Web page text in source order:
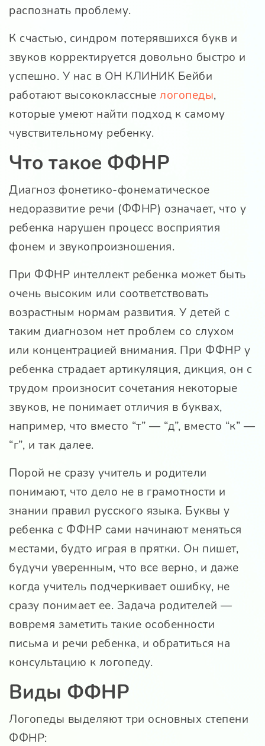
распознать проблему.
К счастью, синдром потерявшихся букв и
звуков корректируется довольно быстро и
успешно. У нас в ОН КЛИНИК Бейби
работают высококлассные логопеды,
которые умеют найти подход к самому
чувствительному ребенку.
Что такое ФФНР
Диагноз фонетико-фонематическое
недоразвитие речи (ФФНР) означает, что у
ребенка нарушен процесс восприятия
фонем и звукопроизношения.
При ФФНР интеллект ребенка может быть
очень высоким или соответствовать
возрастным нормам развития. У детей с
таким диагнозом нет проблем со слухом
или концентрацией внимания. При ФФНР у
ребенка страдает артикуляция, дикция, он с
трудом произносит сочетания некоторые
звуков, не понимает отличия в буквах,
например, что вместо “т” — “д”, вместо “к” —
“г”, и так далее.
Порой не сразу учитель и родители
понимают, что дело не в грамотности и
знании правил русского языка. Буквы у
ребенка с ФФНР сами начинают меняться
местами, будто играя в прятки. Он пишет,
будучи уверенным, что все верно, и даже
когда учитель подчеркивает ошибку, не
сразу понимает ее. Задача родителей —
вовремя заметить такие особенности
письма и речи ребенка, и обратиться на
консультацию к логопеду.
Виды ФФНР
Логопеды выделяют три основных степени
ФФНР: